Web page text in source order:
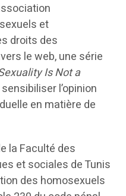
et
droits des
le web, une série
Is Not a
l’opinion
en matière de
la Faculté des
et sociales de Tunis
des homosexuels